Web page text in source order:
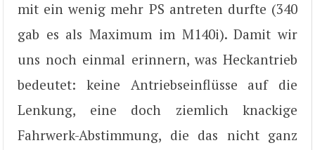
mit ein wenig mehr PS antreten durfte (340
gab es als Maximum im M140i). Damit wir
uns noch einmal erinnern, was Heckantrieb
bedeutet: keine Antriebseinflüsse auf die
Lenkung, eine doch ziemlich knackige
Fahrwerk-Abstimmung, die das nicht ganz